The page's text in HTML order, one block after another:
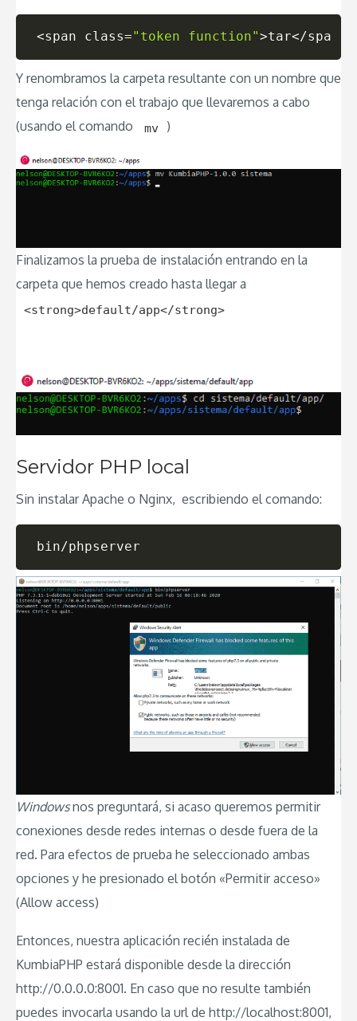
<span class="token function">tar</span
Y renombramos la carpeta resultante con un nombre que
tenga relación con el trabajo que llevaremos a cabo
(usando el comando
mv )
Finalizamos la prueba de instalación entrando en la
carpeta que hemos creado hasta llegar a
<strong>default/app</strong>
Servidor PHP local
Sin instalar Apache o Nginx, escribiendo el comando:
bin/phpserver
Windowsnos preguntará, si acaso queremos permitir
conexiones desde redes internas o desde fuera de la
red. Para efectos de prueba he seleccionado ambas
opciones y he presionado el botón «Permitir acceso»
(Allow access)
Entonces, nuestra aplicación recién instalada de
KumbiaPHP estará disponible desde la dirección
http://0.0.0.0:8001. En caso que no resulte también
puedes invocarla usando la url de http://localhost:8001,